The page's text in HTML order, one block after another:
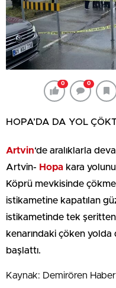
0 0
HOPA’DA DA YOL
Artvin‘de aralıklarla
Artvin- Hopa kara
Köprü mevkisinde
istikametine kapatılan
istikametinde tek şeritten
kenarındaki çöken yolda
başlattı.
Kaynak: Demirören